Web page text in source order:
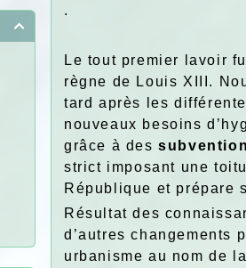

.
Le tout premier lavoir
règne de Louis XIII.
tard après les
nouveaux besoins
grâce à des
strict imposant une
République et prépare
Résultat des
d’autres changements
urbanisme au nom de